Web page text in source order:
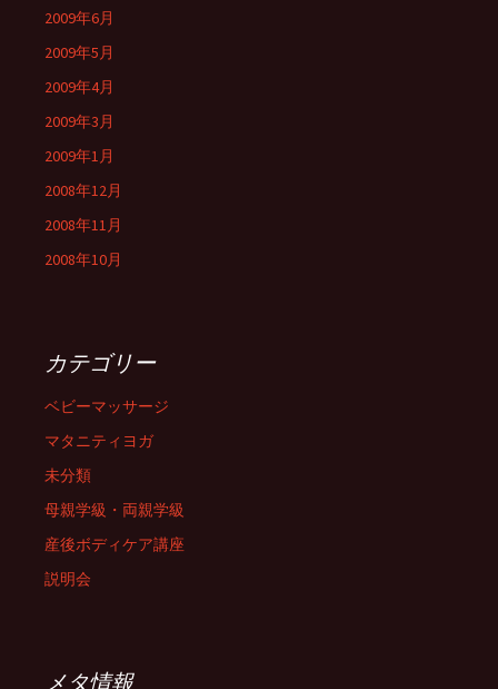
2009年6月
2009年5月
2009年4月
2009年3月
2009年1月
2008年12月
2008年11月
2008年10月
カテゴリー
ベビーマッサージ
マタニティヨガ
未分類
母親学級・両親学級
産後ボディケア講座
説明会
メタ情報